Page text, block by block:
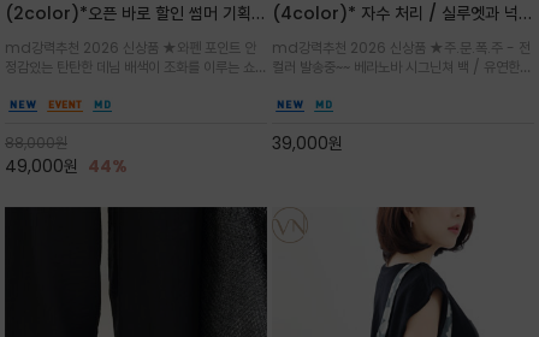
(2color)*오픈 바로 할인 썸머 기획
말 모임룩, 여행룩까지 ~
md강력추천 2026 신상품 ★와펜 포인트 안
정감있는 탄탄한 데님 배색이 조화를 이루는 쇼
클래식한 네이비·아이보리 스트라이프와 산뜻한
88,000원
49,000원 44%
(4color)* 자수 처리 / 실루엣과 넉넉
셜 숄더백
md강력추천 2026 신상품 ★주.문.폭.주 - 전
컬러 발송중~~ 베라노바 시그닌쳐 백 / 유연한
설계로 어깨의 피로도를 낮춰 편안한 착용/가볍
리 숄더백
39,000원